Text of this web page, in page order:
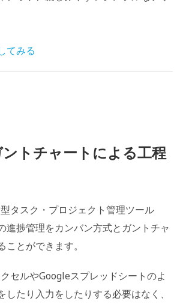
てみる
トチャートによる工程
タスク・プロジェクト管理ツール
進捗管理をカンバン方式とガントチャ
とができます。
セルやGoogleスプレッドシートのよ
したり入力をしたりする必要はなく、